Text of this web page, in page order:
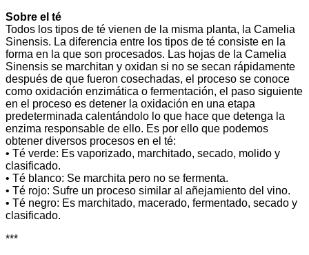
Sobre el té
Todos los tipos de té vienen de la misma planta, la Camelia
Sinensis. La diferencia entre los tipos de té consiste en la
forma en la que son procesados. Las hojas de la Camelia
Sinensis se marchitan y oxidan si no se secan rápidamente
después de que fueron cosechadas, el proceso se conoce
como oxidación enzimática o fermentación, el paso siguiente
en el proceso es detener la oxidación en una etapa
predeterminada calentándolo lo que hace que detenga la
enzima responsable de ello. Es por ello que podemos
obtener diversos procesos en el té:
• Té verde: Es vaporizado, marchitado, secado, molido y
clasificado.
• Té blanco: Se marchita pero no se fermenta.
• Té rojo: Sufre un proceso similar al añejamiento del vino.
• Té negro: Es marchitado, macerado, fermentado, secado y
clasificado.
***